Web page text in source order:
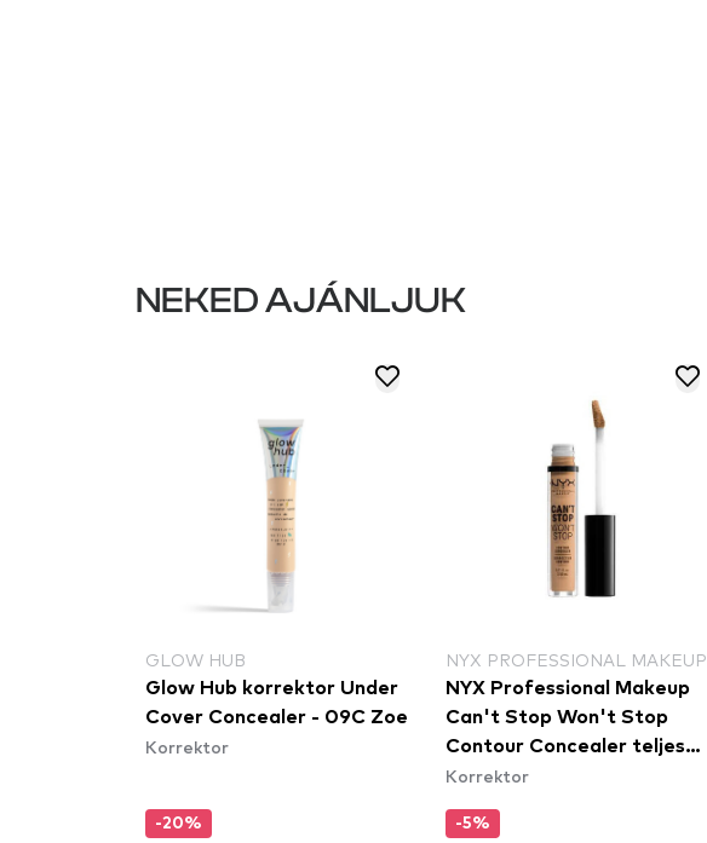
NEKED AJÁNLJUK
GLOW HUB
Glow Hub korrektor Under
Cover Concealer - 09C Zoe
Korrektor
-20%
NYX PROFESSIONAL MAKEUP
NYX Professional Makeup
Can't Stop Won't Stop
Contour Concealer teljes
fedésű korrektor - Beige
Korrektor
-5%